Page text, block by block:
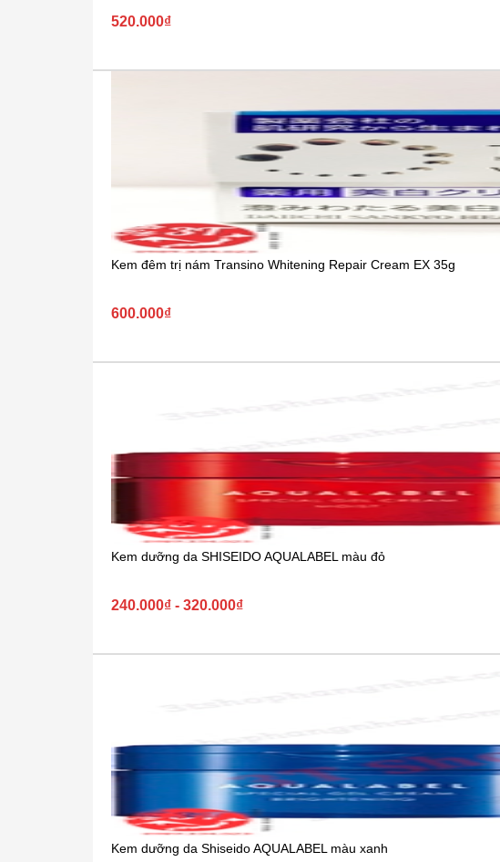
520.000₫
Kem đêm trị nám Transino Whitening Repair Cream EX 35g
600.000₫
Kem dưỡng da SHISEIDO AQUALABEL màu đỏ
240.000₫ - 320.000₫
Kem dưỡng da Shiseido AQUALABEL màu xanh